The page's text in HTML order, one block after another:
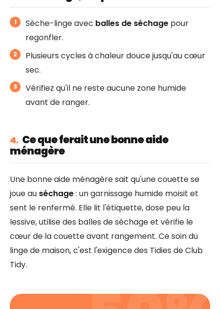
Sèche-linge avec balles de séchage pour
regonfler.
Plusieurs cycles à chaleur douce jusqu'au cœur
sec.
Vérifiez qu'il ne reste aucune zone humide
avant de ranger.
4. Ce que ferait une bonne aide
ménagère
Une bonne aide ménagère sait qu'une couette se
joue au séchage: un garnissage humide moisit et
sent le renfermé. Elle lit l'étiquette, dose peu la
lessive, utilise des balles de séchage et vérifie le
cœur de la couette avant rangement. Ce soin du
linge de maison, c'est l'exigence des Tidies de Club
Tidy.